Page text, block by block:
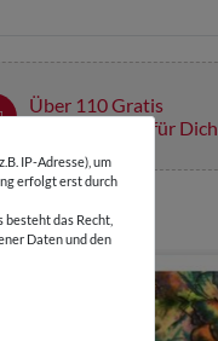
Über 110 Gratis
Schnittmuster für Dich
IP-Adresse), um
erfolgt erst durch
das Recht,
Daten und den